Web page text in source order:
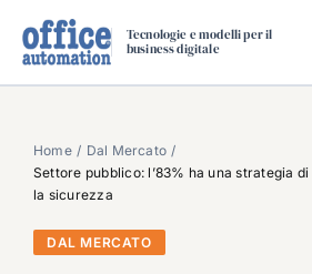
Tecnologie e modelli per il
business digitale
SPECIAL PAPER
TAVOLE ROTONDE DI REDAZIONE
DAL MERCATO
Home
Dal Mercato
Settore pubblico: l’83% ha una strategia
la sicurezza
DAL MERCATO